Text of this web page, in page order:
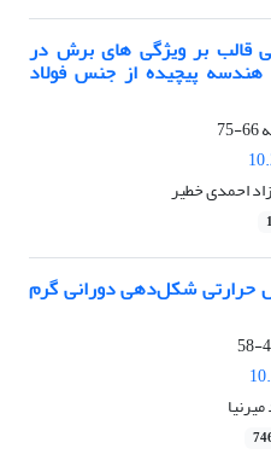
قالب بر ویژگی‏ های برش در
پیچیده از جنس فولاد
66-75
احمدی خطیر
حرارتی شکل‌دهی دورانی گرم